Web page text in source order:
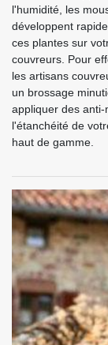
l'humidité, les
développent
ces plantes sur
couvreurs. Pour
les artisans
un brossage
appliquer des
l'étanchéité de
haut de gamme.